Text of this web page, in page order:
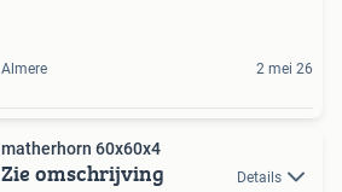
Almere 2 mei 26
matherhorn 60x60x4
Zie omschrijving Details